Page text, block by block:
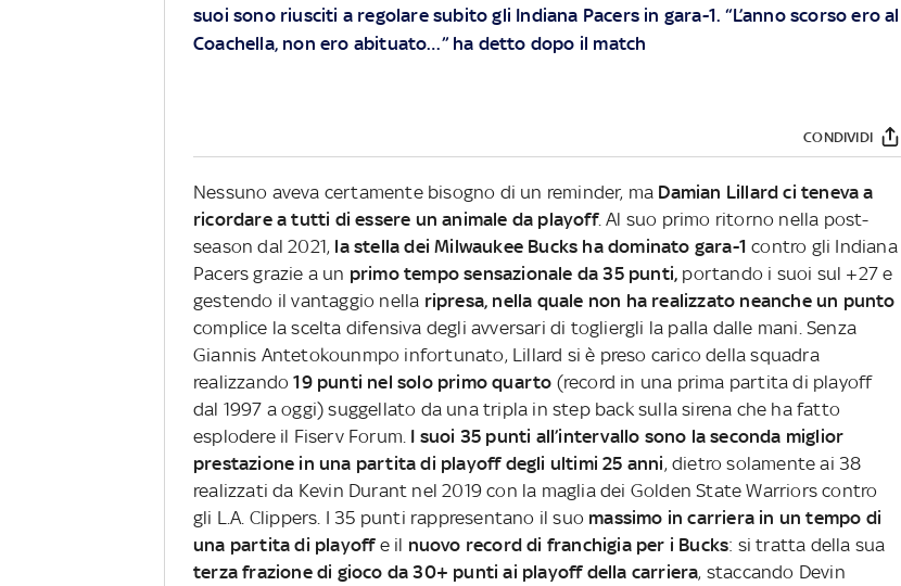
suoi sono riusciti a regolare subito gli Indiana Pacers in gara-1. “L’anno scorso ero al
Coachella, non ero abituato…” ha detto dopo il match
CONDIVIDI
Nessuno aveva certamente bisogno di un reminder, ma Damian Lillard ci teneva a
ricordare a tutti di essere un animale da playoff. Al suo primo ritorno nella post-
season dal 2021, la stella dei Milwaukee Bucks ha dominato gara-1 contro gli Indiana
Pacers grazie a un primo tempo sensazionale da 35 punti, portando i suoi sul +27 e
gestendo il vantaggio nella ripresa, nella quale non ha realizzato neanche un punto
complice la scelta difensiva degli avversari di togliergli la palla dalle mani. Senza
Giannis Antetokounmpo infortunato, Lillard si è preso carico della squadra
realizzando19 punti nel solo primo quarto (record in una prima partita di playoff
dal 1997 a oggi) suggellato da una tripla in step back sulla sirena che ha fatto
esplodere il Fiserv Forum. I suoi 35 punti all’intervallo sono la seconda miglior
prestazione in una partita di playoff degli ultimi 25 anni, dietro solamente ai 38
realizzati da Kevin Durant nel 2019 con la maglia dei Golden State Warriors contro
gli L.A. Clippers. I 35 punti rappresentano il suo massimo in carriera in un tempo di
una partita di playoffe il nuovo record di franchigia per i Bucks: si tratta della sua
terza frazione di gioco da 30+ punti ai playoff della carriera, staccando Devin